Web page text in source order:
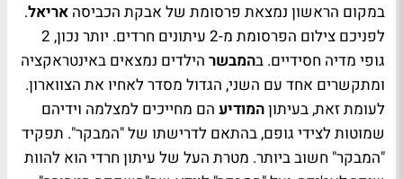
במקום הראשון נמצאת פרסומת של אבקת הכביסה אריאל.
לפניכם צילום הפרסומת מ-2 עיתונים חרדים. יותר נכון, 2
גופי מדיה חסידיים. בהמבשר הילדים נמצאים באינטראקציה
ומתקשרים אחד עם השני, הגדול מסדר לאחיו את הצווארון.
לעומת זאת, בעיתוןהמודיע הם מחייכים למצלמה וידיהם
שמוטות לצידי גופם, בהתאם לדרישתו של "המבקר". תפקיד
"המבקר" חשוב ביותר. מטרת העל של עיתון חרדי הוא להוות